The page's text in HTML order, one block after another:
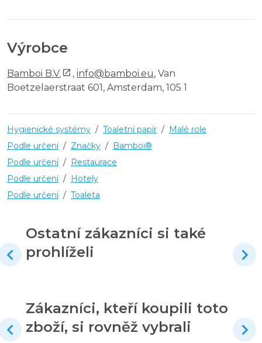
Výrobce
Bamboi B.V. , info@bamboi.eu, Van
Boetzelaerstraat 601, Amsterdam, 105 1
Hygienické systémy / Toaletní papír /
Malé role
Podle určení / Značky /
Bamboi®
Podle určení /
Restaurace
Podle určení /
Hotely
Podle určení / Toaleta
Ostatní zákazníci si také
prohlíželi
Zákazníci, kteří koupili toto
zboží, si rovněž vybrali